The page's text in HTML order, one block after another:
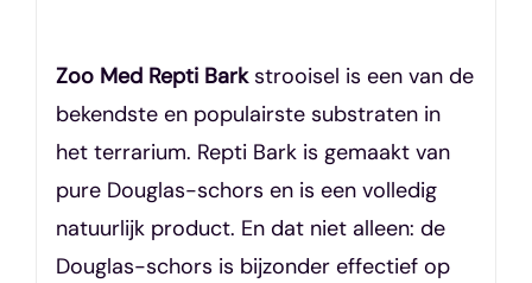
Zoo Med Repti Barkstrooisel is een van de
bekendste en populairste substraten in
het terrarium. Repti Bark is gemaakt van
pure Douglas-schors en is een volledig
natuurlijk product. En dat niet alleen: de
Douglas-schors is bijzonder effectief op